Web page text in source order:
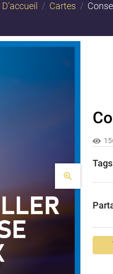
Cartes
Tags